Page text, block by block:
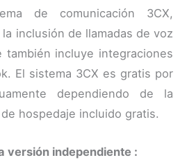
de comunicación 3CX,
inclusión de llamadas de voz
incluye integraciones
El sistema 3CX es gratis por
dependiendo de la
hospedaje incluido gratis.
versión independiente :